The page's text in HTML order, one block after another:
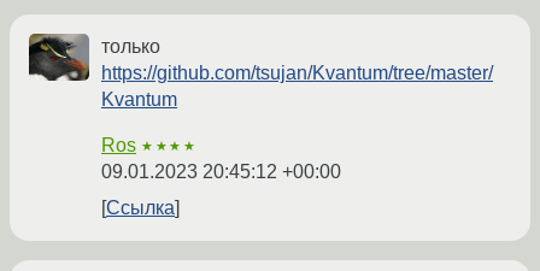
только
https://github.com/tsujan/Kvantum/tree/master/
Kvantum
Ros ★★★★
09.01.2023 20:45:12 +00:00
Ссылка